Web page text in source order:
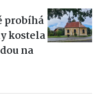
probíhá
kostela
na